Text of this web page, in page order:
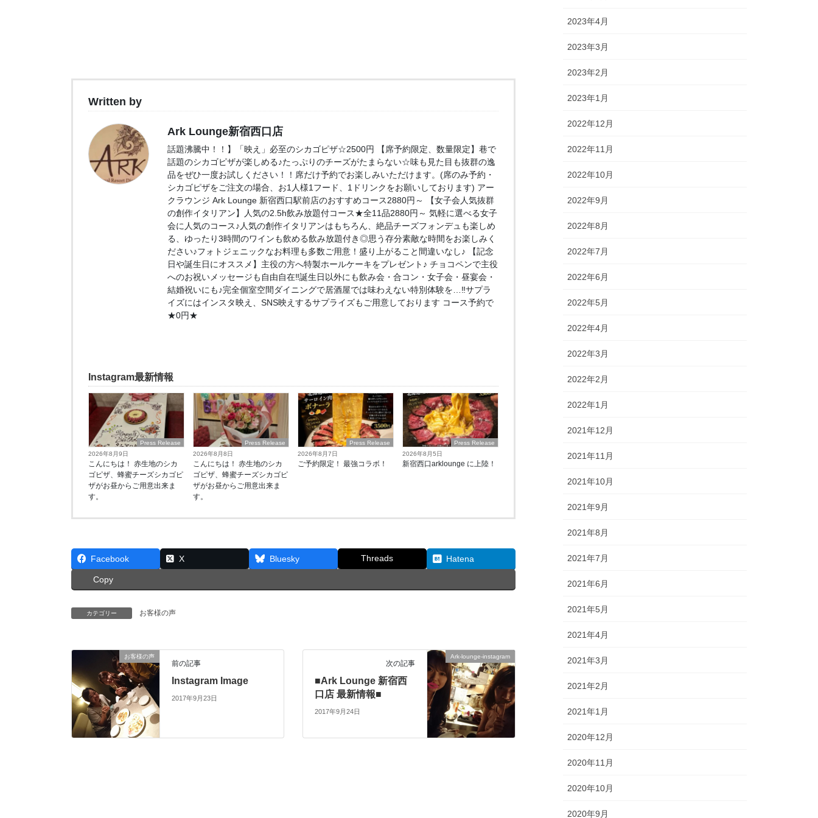
Written by
Ark Lounge新宿西口店
話題沸騰中！！】「映え」必至のシカゴピザ☆2500円 【席予約限定、数量限定】巷で
話題のシカゴピザが楽しめる♪たっぷりのチーズがたまらない☆味も見た目も抜群の逸
品をぜひ一度お試しください！！席だけ予約でお楽しみいただけます。(席のみ予約・
シカゴピザをご注文の場合、お1人様1フード、1ドリンクをお願いしております) アー
クラウンジ Ark Lounge 新宿西口駅前店のおすすめコース2880円～ 【女子会人気抜群
の創作イタリアン】人気の2.5h飲み放題付コース★全11品2880円～ 気軽に選べる女子
会に人気のコース♪人気の創作イタリアンはもちろん、絶品チーズフォンデュも楽しめ
る、ゆったり3時間のワインも飲める飲み放題付き◎思う存分素敵な時間をお楽しみく
ださい♪フォトジェニックなお料理も多数ご用意！盛り上がること間違いなし♪ 【記念
日や誕生日にオススメ】主役の方へ特製ホールケーキをプレゼント♪ チョコペンで主役
へのお祝いメッセージも自由自在‼誕生日以外にも飲み会・合コン・女子会・昼宴会・
結婚祝いにも♪完全個室空間ダイニングで居酒屋では味わえない特別体験を…‼サプラ
イズにはインスタ映え、SNS映えするサプライズもご用意しております コース予約で
★0円★
Instagram最新情報
Press Release
2026年8月9日
こんにちは！ 赤生地のシカ
ゴピザ、蜂蜜チーズシカゴピ
ザがお昼からご用意出来ま
す。
Press Release
2026年8月8日
こんにちは！ 赤生地のシカ
ゴピザ、蜂蜜チーズシカゴピ
ザがお昼からご用意出来ま
す。
Press Release
2026年8月7日
ご予約限定！ 最強コラボ！
Press Release
2026年8月5日
新宿西口arklounge に上陸！
Facebook X Bluesky Threads Hatena
Copy
カテゴリー お客様の声
お客様の声
前の記事
Instagram Image
2017年9月23日
Ark-lounge-instagram
次の記事
■Ark Lounge 新宿西
口店 最新情報■
2017年9月24日
2023年4月
2023年3月
2023年2月
2023年1月
2022年12月
2022年11月
2022年10月
2022年9月
2022年8月
2022年7月
2022年6月
2022年5月
2022年4月
2022年3月
2022年2月
2022年1月
2021年12月
2021年11月
2021年10月
2021年9月
2021年8月
2021年7月
2021年6月
2021年5月
2021年4月
2021年3月
2021年2月
2021年1月
2020年12月
2020年11月
2020年10月
2020年9月